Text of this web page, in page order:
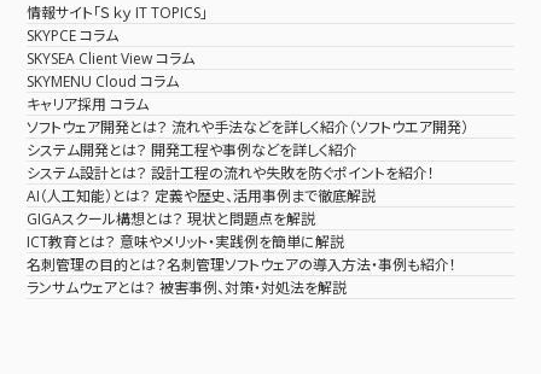
情報サイト「Ｓｋｙ IT TOPICS」
SKYPCE コラム
SKYSEA Client View コラム
SKYMENU Cloud コラム
キャリア採用 コラム
ソフトウェア開発とは？ 流れや手法などを詳しく紹介（ソフトウエア開発）
システム開発とは？ 開発工程や事例などを詳しく紹介
システム設計とは？ 設計工程の流れや失敗を防ぐポイントを紹介！
AI（人工知能）とは？ 定義や歴史、活用事例まで徹底解説
GIGAスクール構想とは？ 現状と問題点を解説
ICT教育とは？ 意味やメリット・実践例を簡単に解説
名刺管理の目的とは？名刺管理ソフトウェアの導入方法・事例も紹介！
ランサムウェアとは？ 被害事例、対策・対処法を解説